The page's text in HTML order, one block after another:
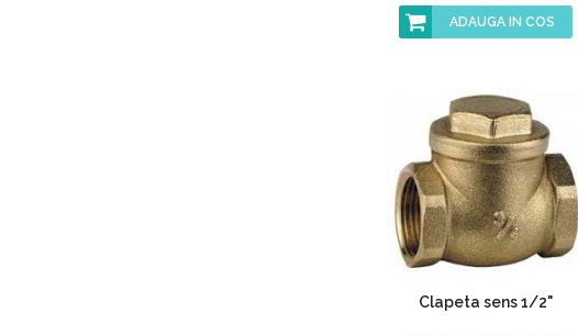
ADAUGA IN COS
Clapeta sens 1/2"